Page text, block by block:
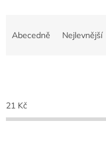
p
r
o
Abecedně Nejlevnější
21 Kč